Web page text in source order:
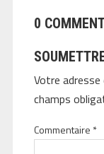
0
Votre adresse
champs
Commentaire *